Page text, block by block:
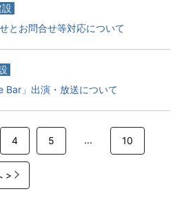
とお問合せ等対応について
Bar」出演・放送について
4 5 ... 10
>